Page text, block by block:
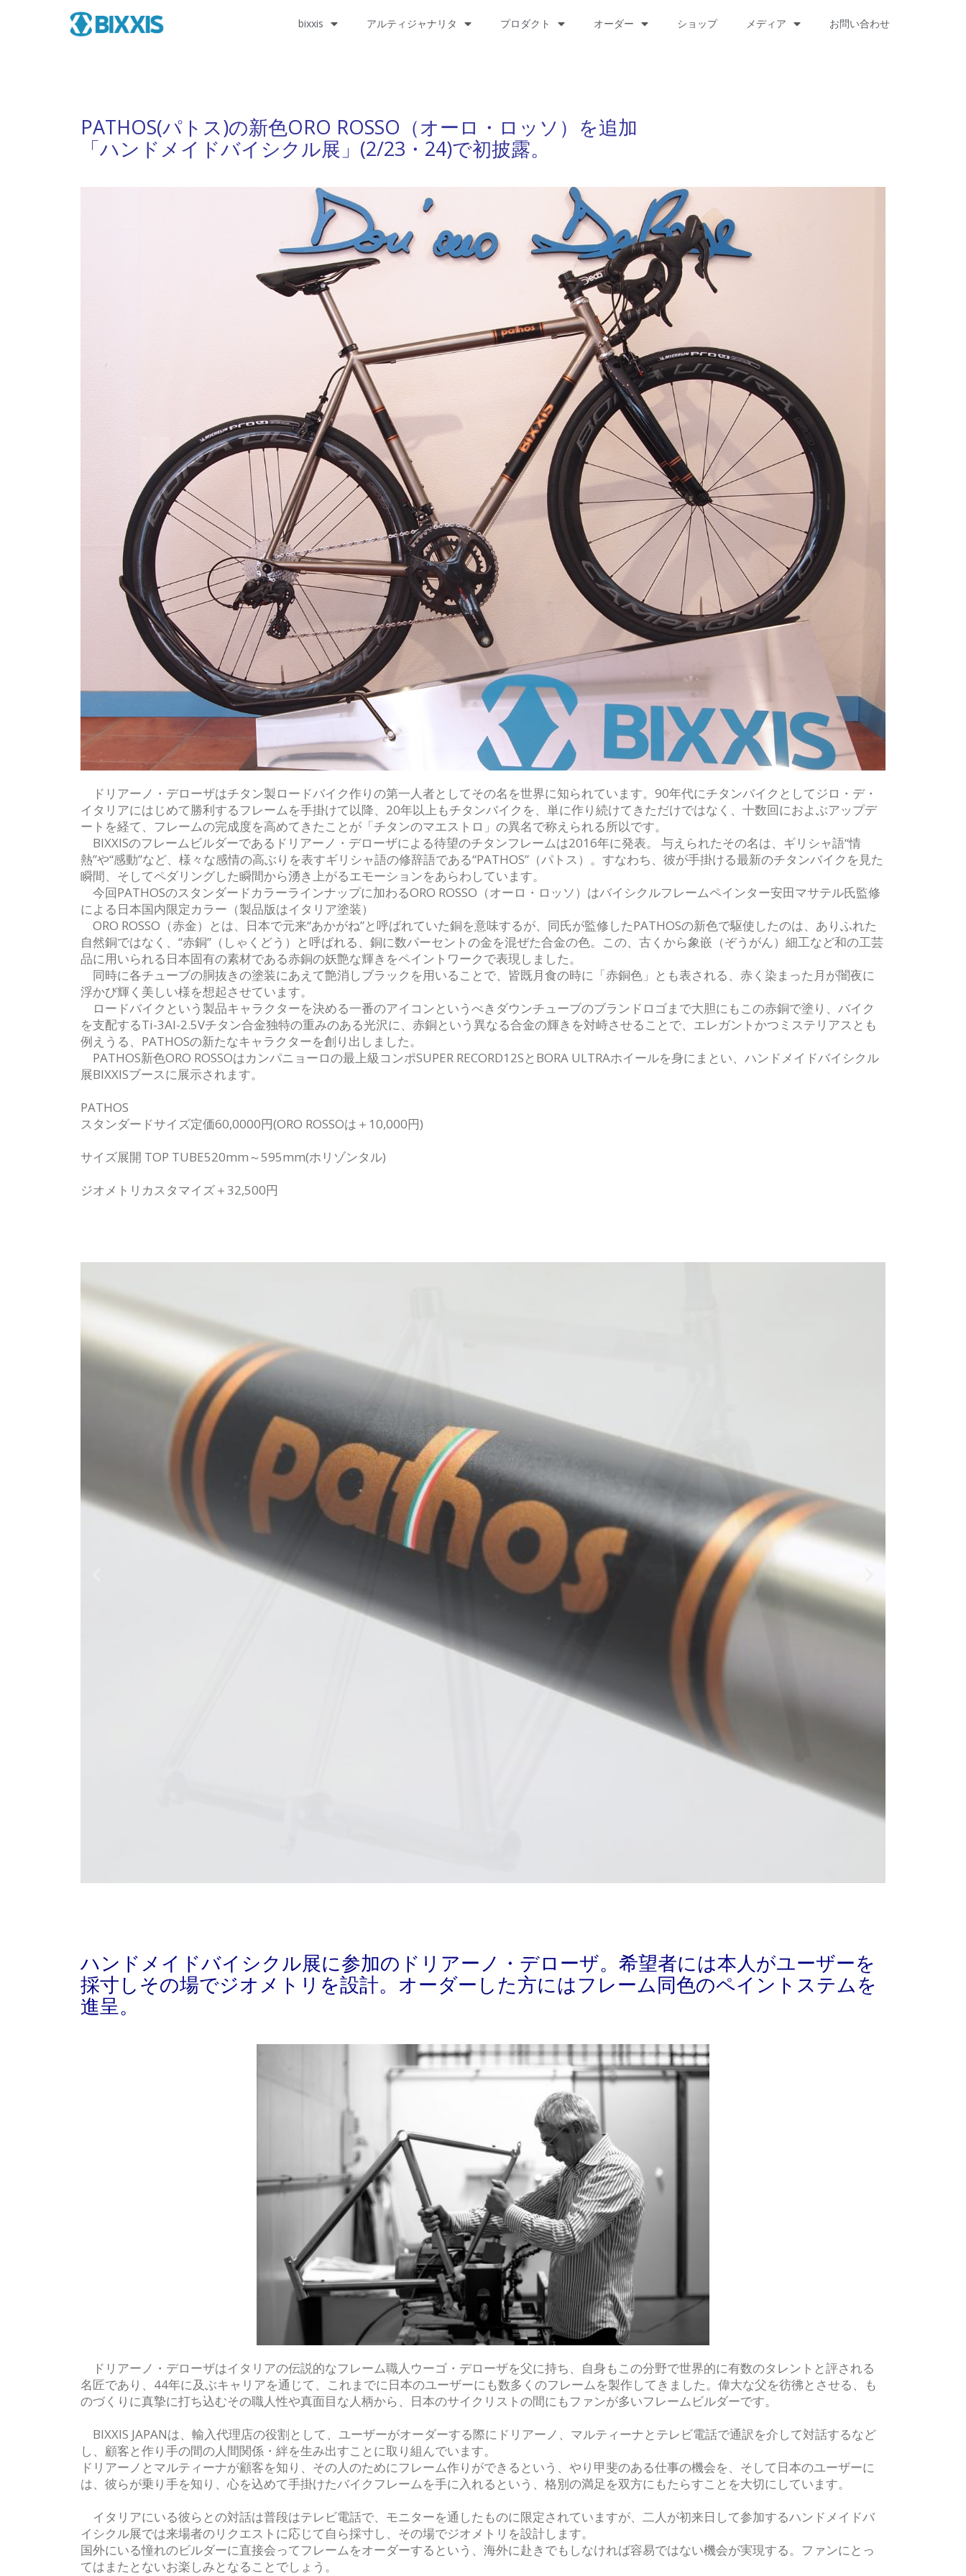
bixxis アルティジャナリタ プロダクト オーダー ショップ メディア お問い合わせ
PATHOS(パトス)の新色ORO ROSSO（オーロ・ロッソ）を追加
「ハンドメイドバイシクル展」(2/23・24)で初披露。
ドリアーノ・デローザはチタン製ロードバイク作りの第一人者としてその名を世界に知られています。90年代にチタンバイクとしてジロ・デ・
イタリアにはじめて勝利するフレームを手掛けて以降、20年以上もチタンバイクを、単に作り続けてきただけではなく、十数回におよぶアップデ
ートを経て、フレームの完成度を高めてきたことが「チタンのマエストロ」の異名で称えられる所以です。
BIXXISのフレームビルダーであるドリアーノ・デローザによる待望のチタンフレームは2016年に発表。 与えられたその名は、ギリシャ語“情
熱”や“感動”など、様々な感情の高ぶりを表すギリシャ語の修辞語である“PATHOS”（パトス）。すなわち、彼が手掛ける最新のチタンバイクを見た
瞬間、そしてペダリングした瞬間から湧き上がるエモーションをあらわしています。
今回PATHOSのスタンダードカラーラインナップに加わるORO ROSSO（オーロ・ロッソ）はバイシクルフレームペインター安田マサテル氏監修
による日本国内限定カラー（製品版はイタリア塗装）
ORO ROSSO（赤金）とは、日本で元来“あかがね”と呼ばれていた銅を意味するが、同氏が監修したPATHOSの新色で駆使したのは、ありふれた
自然銅ではなく、“赤銅”（しゃくどう）と呼ばれる、銅に数パーセントの金を混ぜた合金の色。この、古くから象嵌（ぞうがん）細工など和の工芸
品に用いられる日本固有の素材である赤銅の妖艶な輝きをペイントワークで表現しました。
同時に各チューブの胴抜きの塗装にあえて艶消しブラックを用いることで、皆既月食の時に「赤銅色」とも表される、赤く染まった月が闇夜に
浮かび輝く美しい様を想起させています。
ロードバイクという製品キャラクターを決める一番のアイコンというべきダウンチューブのブランドロゴまで大胆にもこの赤銅で塗り、バイク
を支配するTi-3Al-2.5Vチタン合金独特の重みのある光沢に、赤銅という異なる合金の輝きを対峙させることで、エレガントかつミステリアスとも
例えうる、PATHOSの新たなキャラクターを創り出しました。
PATHOS新色ORO ROSSOはカンパニョーロの最上級コンポSUPER RECORD12SとBORA ULTRAホイールを身にまとい、ハンドメイドバイシクル
展BIXXISブースに展示されます。
PATHOS
スタンダードサイズ定価60,0000円(ORO ROSSOは＋10,000円)
サイズ展開 TOP TUBE520mm～595mm(ホリゾンタル)
ジオメトリカスタマイズ＋32,500円
ハンドメイドバイシクル展に参加のドリアーノ・デローザ。希望者には本人がユーザーを
採寸しその場でジオメトリを設計。オーダーした方にはフレーム同色のペイントステムを
進呈。
ドリアーノ・デローザはイタリアの伝説的なフレーム職人ウーゴ・デローザを父に持ち、自身もこの分野で世界的に有数のタレントと評される
名匠であり、44年に及ぶキャリアを通じて、これまでに日本のユーザーにも数多くのフレームを製作してきました。偉大な父を彷彿とさせる、も
のづくりに真摯に打ち込むその職人性や真面目な人柄から、日本のサイクリストの間にもファンが多いフレームビルダーです。
BIXXIS JAPANは、輸入代理店の役割として、ユーザーがオーダーする際にドリアーノ、マルティーナとテレビ電話で通訳を介して対話するなど
し、顧客と作り手の間の人間関係・絆を生み出すことに取り組んでいます。
ドリアーノとマルティーナが顧客を知り、その人のためにフレーム作りができるという、やり甲斐のある仕事の機会を、そして日本のユーザーに
は、彼らが乗り手を知り、心を込めて手掛けたバイクフレームを手に入れるという、格別の満足を双方にもたらすことを大切にしています。
イタリアにいる彼らとの対話は普段はテレビ電話で、モニターを通したものに限定されていますが、二人が初来日して参加するハンドメイドバ
イシクル展では来場者のリクエストに応じて自ら採寸し、その場でジオメトリを設計します。
国外にいる憧れのビルダーに直接会ってフレームをオーダーするという、海外に赴きでもしなければ容易ではない機会が実現する。ファンにとっ
てはまたとないお楽しみとなることでしょう。